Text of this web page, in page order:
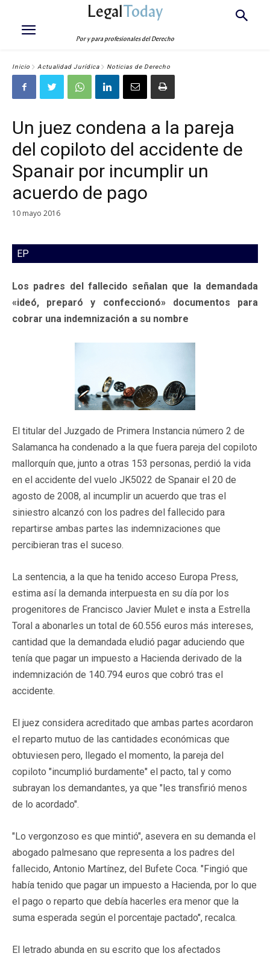
LegalToday
Por y para profesionales del Derecho
Inicio Actualidad Jurídica Noticias de Derecho
Un juez condena a la pareja
del copiloto del accidente de
Spanair por incumplir un
acuerdo de pago
10 mayo 2016
EP
Los padres del fallecido señalan que la demandada
«ideó, preparó y confeccionó» documentos para
cobrar una indemnización a su nombre
El titular del Juzgado de Primera Instancia número 2 de
Salamanca ha condenado a la que fuera pareja del copiloto
mallorquín que, junto a otras 153 personas, perdió la vida
en el accidente del vuelo JK5022 de Spanair el 20 de
agosto de 2008, al incumplir un acuerdo que tras el
siniestro alcanzó con los padres del fallecido para
repartirse ambas partes las indemnizaciones que
percibieran tras el suceso.
La sentencia, a la que ha tenido acceso Europa Press,
estima así la demanda interpuesta en su día por los
progenitores de Francisco Javier Mulet e insta a Estrella
Toral a abonarles un total de 60.556 euros más intereses,
cantidad que la demandada eludió pagar aduciendo que
tenía que pagar un impuesto a Hacienda derivado de la
indemnización de 140.794 euros que cobró tras el
accidente.
El juez considera acreditado que ambas partes acordaron
el reparto mutuo de las cantidades económicas que
obtuviesen pero, llegado el momento, la pareja del
copiloto "incumplió burdamente" el pacto, tal y como
subrayan los demandantes, ya que "les transfirió menos
de lo acordado".
"Lo vergonzoso es que mintió", asevera en su demanda el
abogado palmesano que representa a los padres del
fallecido, Antonio Martínez, del Bufete Coca. "Fingió que
había tenido que pagar un impuesto a Hacienda, por lo que
el pago o reparto que debía hacerles era menor que la
suma esperada según el porcentaje pactado", recalca.
El letrado abunda en su escrito que los afectados